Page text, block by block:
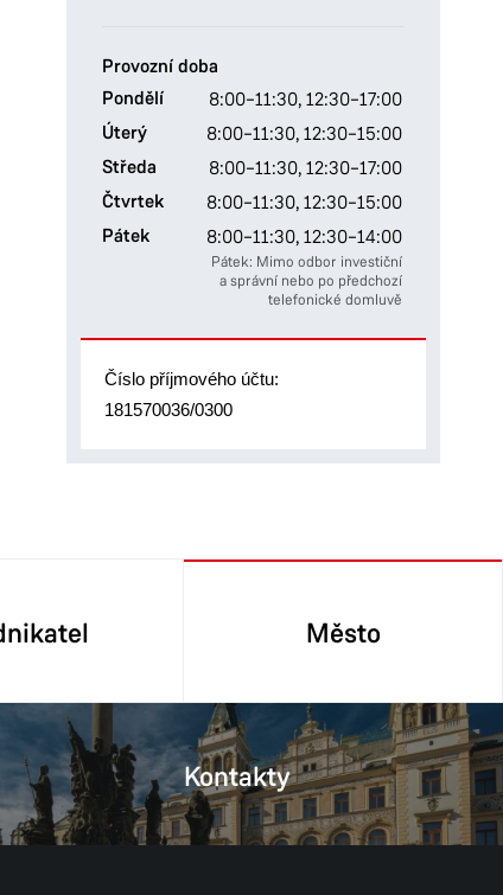
Provozní doba
Pondělí
8:00–11:30, 12:30–17:00
Úterý 8:00–11:30, 12:30–15:00
Středa 8:00–11:30, 12:30–17:00
Čtvrtek 8:00–11:30, 12:30–15:00
Pátek 8:00–11:30, 12:30–14:00
Pátek: Mimo odbor investiční
a správní nebo po předchozí
telefonické domluvě
Číslo příjmového účtu:
181570036/0300
Město
Kontakty